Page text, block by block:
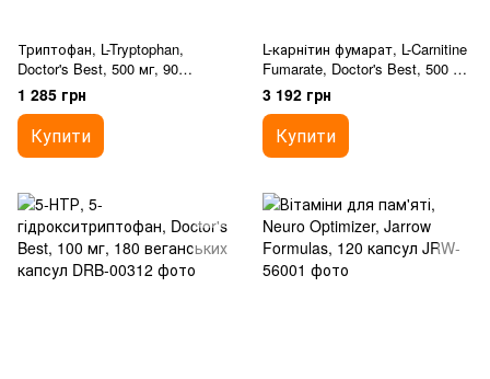
Триптофан, L-Tryptophan,
Doctor's Best, 500 мг, 90
веганських капсул
1 285 грн
Купити
L-карнітин фумарат, L-Carnitine
Fumarate, Doctor's Best, 500 мг,
180 веганських капсул
3 192 грн
Купити